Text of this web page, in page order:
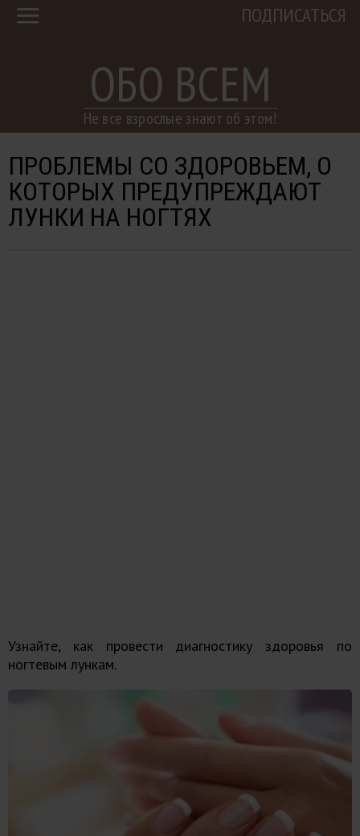
ОБО ВСЕМ
Не все взрослые знают об этом!
ПОДПИСАТЬСЯ
ПРОБЛЕМЫ СО ЗДОРОВЬЕМ, О
КОТОРЫХ ПРЕДУПРЕЖДАЮТ
ЛУНКИ НА НОГТЯХ
Узнайте, как провести диагностику здоровья по
ногтевым лункам.